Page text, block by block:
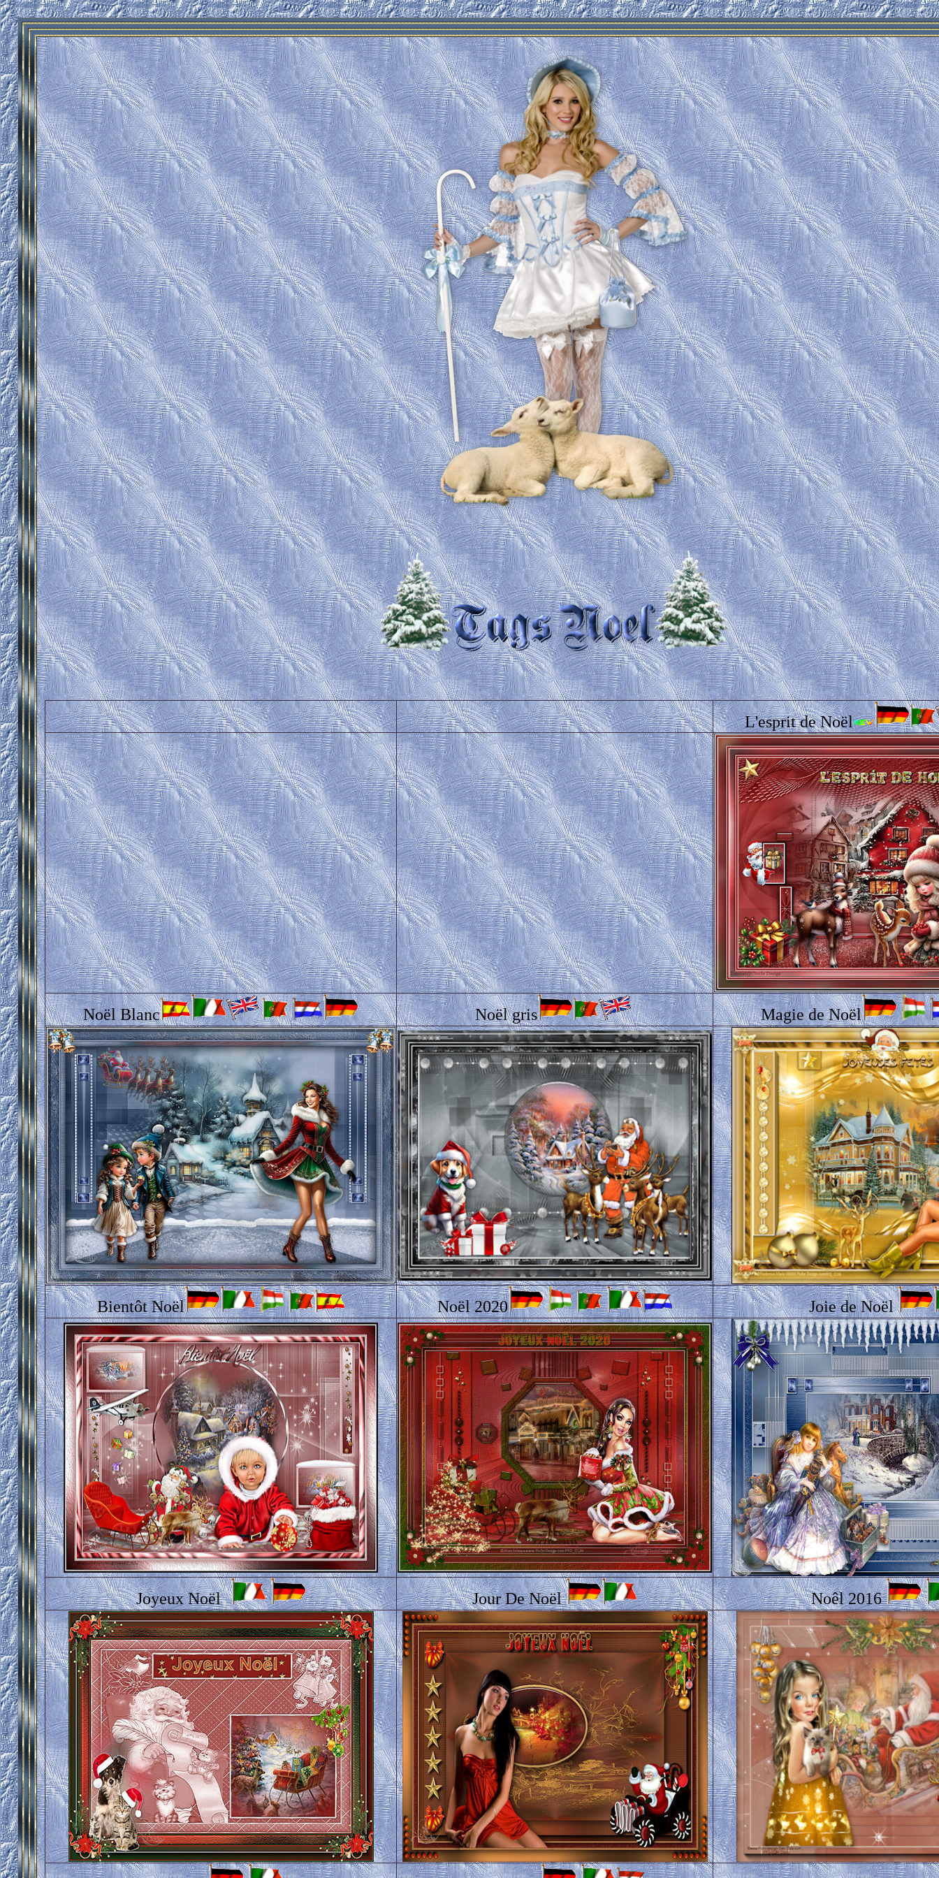
L'esprit de Noël
Noël Blanc Noël gris Magie de Noël
Bientôt Noël Noël 2020 Joie de Noël
Joyeux Noël Jour De Noël Noêl 2016